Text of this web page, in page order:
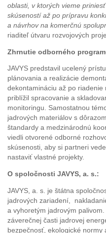
oblasti, v ktorých vieme
skúseností až po prípravu
a návrhov na komerčnú
riaditeľ útvaru rozvojových
Zhrnutie odborného
JAVYS predstavil ucelený
plánovania a realizácie
dekontamináciu až po riadenie
priblížil spracovanie a
monitoringu. Samostatnou
jadrových materiálov s
štandardy a medzinárodnú
viedli otvorené odborné
skúsenosti, aby si partneri
nastaviť vlastné projekty.
O spoločnosti JAVYS, a. s.:
JAVYS, a. s. je štátna
jadrových zariadení,
a vyhoretým jadrovým
záverečnej časti jadrovej
bezpečnosť, ekologické normy